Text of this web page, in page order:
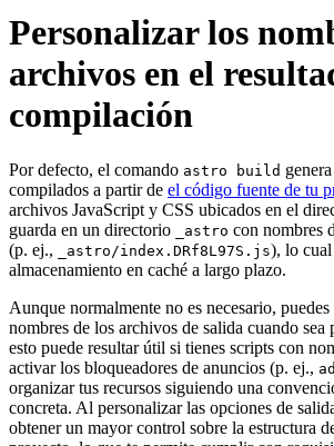
Personalizar los
archivos en el
compilación
Por defecto, el comando astro build
compilados a partir de el código fuente de tu
archivos JavaScript y CSS ubicados en el
guarda en un directorio
_astro con nombres
(p. ej.,
_astro/index.DRf8L97S.js), lo cual
almacenamiento en caché a largo plazo.
Aunque normalmente no es necesario,
nombres de los archivos de salida cuando sea
esto puede resultar útil si tienes scripts con
activar los bloqueadores de anuncios (p. ej.,
organizar tus recursos siguiendo una
concreta. Al personalizar las opciones de
obtener un mayor control sobre la estructura